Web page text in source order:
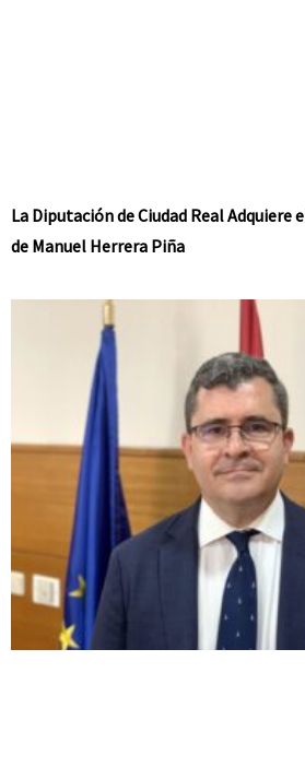
La Diputación de Ciudad Real
de Manuel Herrera Piña